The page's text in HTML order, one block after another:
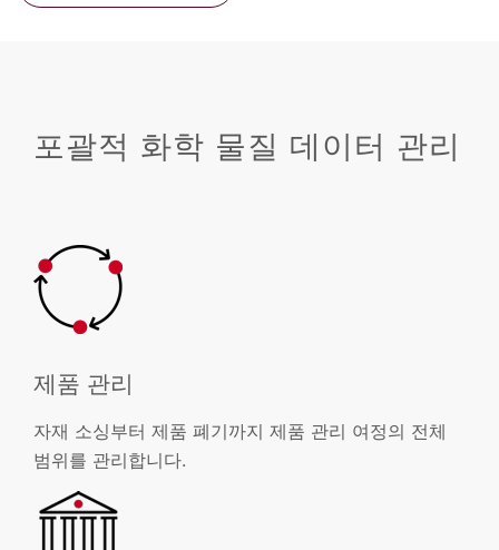
포괄적 화학 물질 데이터 관리
제품 관리
자재 소싱부터 제품 폐기까지 제품 관리 여정의 전체
범위를 관리합니다.